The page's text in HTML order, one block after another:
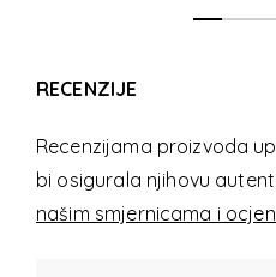
RECENZIJE
Recenzijama proizvoda
bi osigurala njihovu
našim smjernicama i